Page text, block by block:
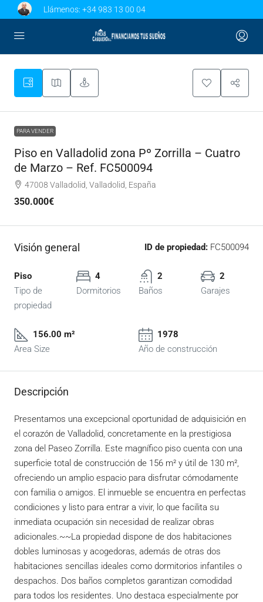
Llámenos: +34 983 13 00 04
PARA VENDER
Piso en Valladolid zona Pº Zorrilla – Cuatro
de Marzo – Ref. FC500094
47008 Valladolid, Valladolid, España
350.000€
Visión general ID de propiedad: FC500094
Piso
Tipo de
propiedad
4
Dormitorios
2
Baños
2
Garajes
156.00 m²
Area Size
1978
Año de construcción
Descripción
Presentamos una excepcional oportunidad de adquisición en
el corazón de Valladolid, concretamente en la prestigiosa
zona del Paseo Zorrilla. Este magnífico piso cuenta con una
superficie total de construcción de 156 m² y útil de 130 m²,
ofreciendo un amplio espacio para disfrutar cómodamente
con familia o amigos. El inmueble se encuentra en perfectas
condiciones y listo para entrar a vivir, lo que facilita su
inmediata ocupación sin necesidad de realizar obras
adicionales.~~La propiedad dispone de dos habitaciones
dobles luminosas y acogedoras, además de otras dos
habitaciones sencillas ideales como dormitorios infantiles o
despachos. Dos baños completos garantizan comodidad
para todos los residentes. Uno destaca especialmente por